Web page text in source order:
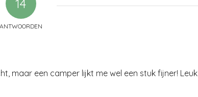
14
ANTWOORDEN
maar een camper lijkt me wel een stuk fijner! Leuk